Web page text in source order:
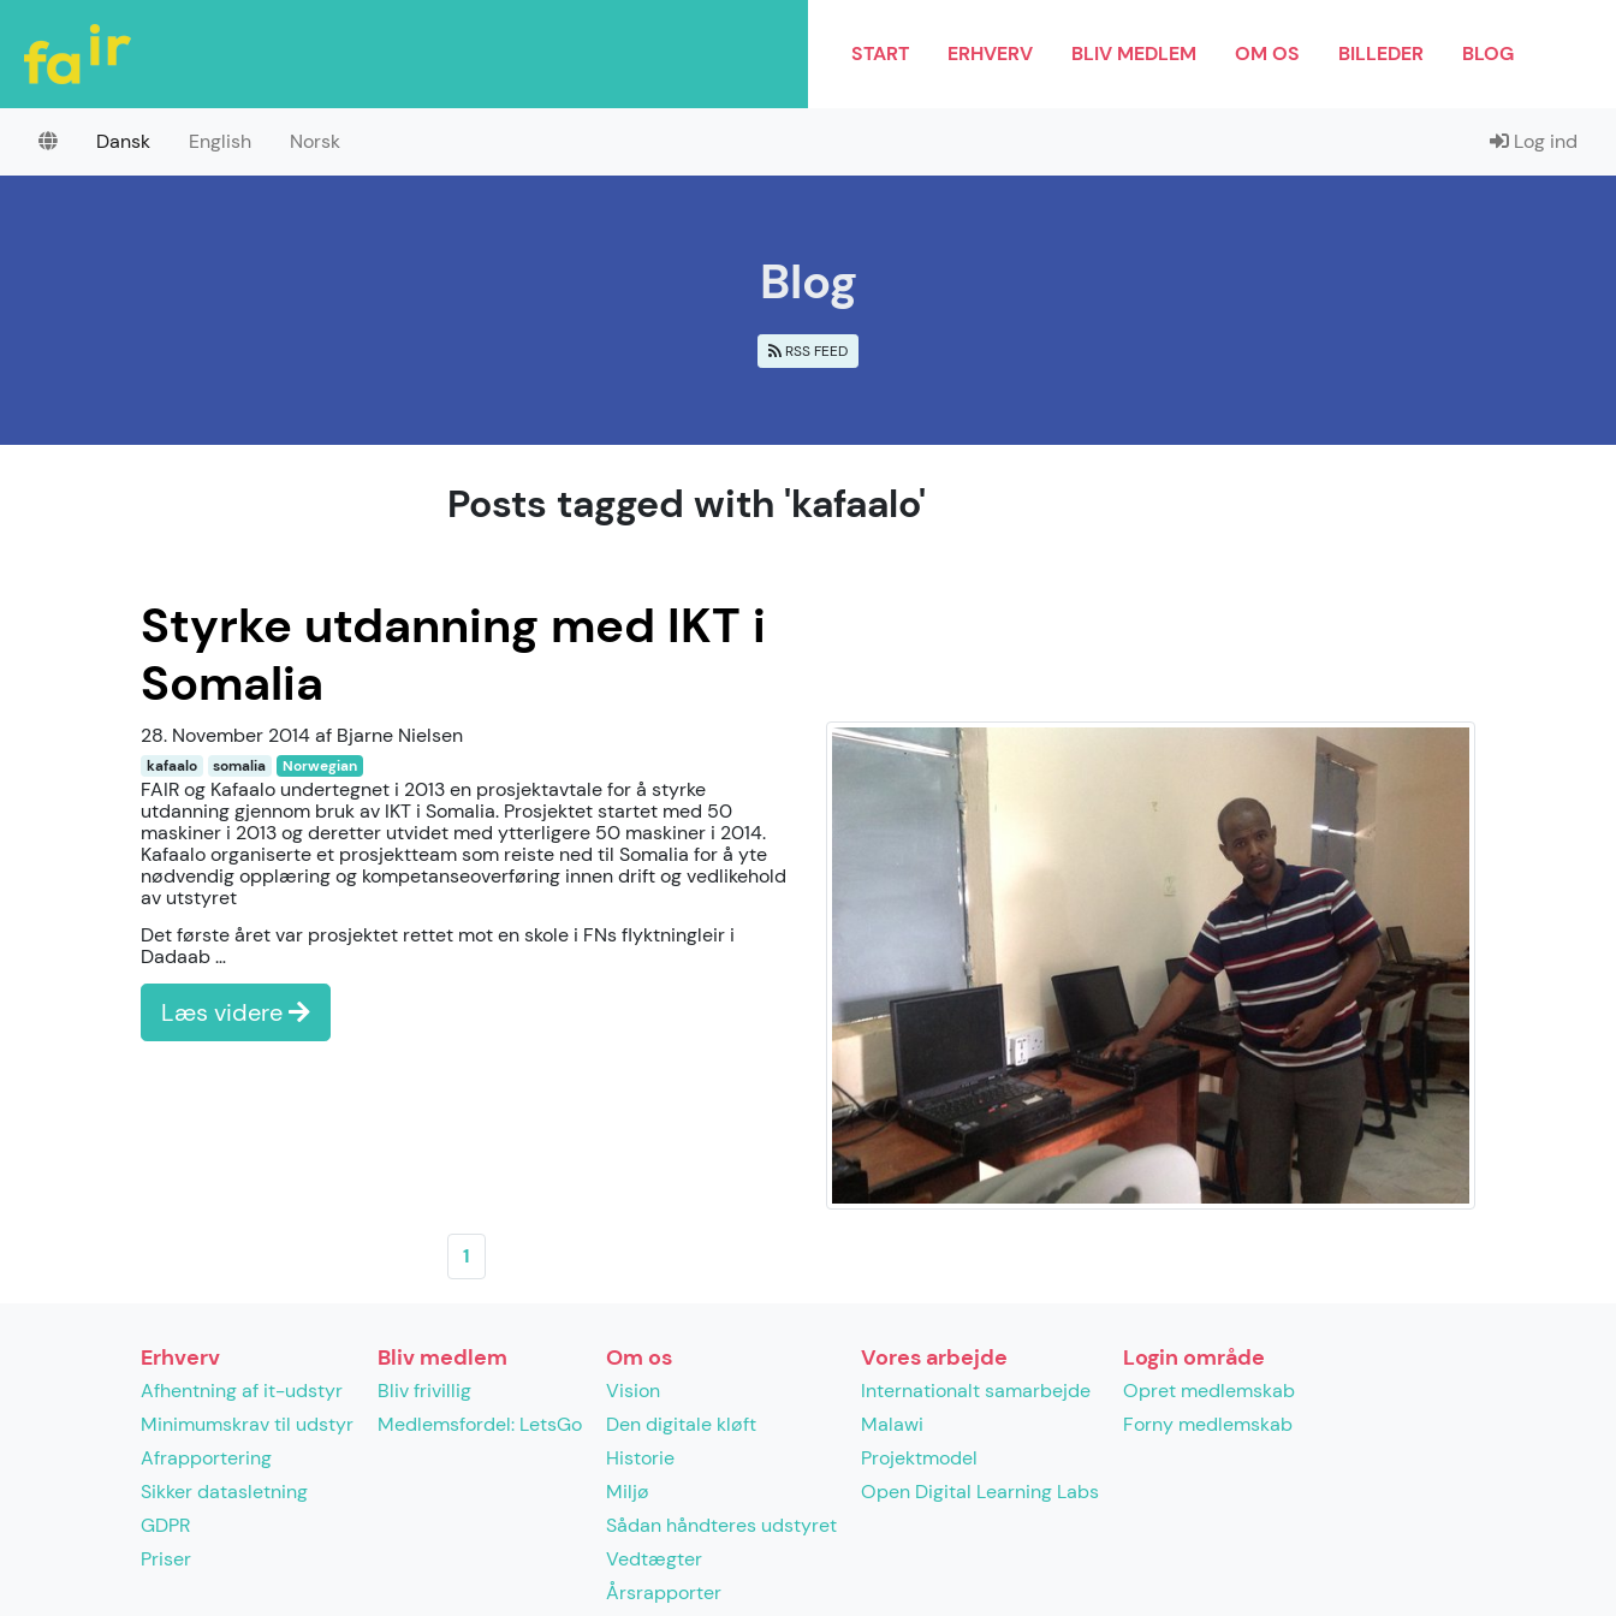
START ERHVERV BLIV MEDLEM OM OS BILLEDER BLOG
Dansk English Norsk Log ind
Blog
RSS FEED
Posts tagged with 'kafaalo'
Styrke utdanning med IKT i
Somalia
28. November 2014 af Bjarne Nielsen
kafaalo somalia Norwegian
FAIR og Kafaalo undertegnet i 2013 en prosjektavtale for å styrke
utdanning gjennom bruk av IKT i Somalia. Prosjektet startet med 50
maskiner i 2013 og deretter utvidet med ytterligere 50 maskiner i 2014.
Kafaalo organiserte et prosjektteam som reiste ned til Somalia for å yte
nødvendig opplæring og kompetanseoverføring innen drift og vedlikehold
av utstyret
Det første året var prosjektet rettet mot en skole i FNs flyktningleir i
Dadaab …
Læs videre
1
Erhverv
Afhentning af it-udstyr
Minimumskrav til udstyr
Afrapportering
Sikker datasletning
GDPR
Priser
Bliv medlem
Bliv frivillig
Medlemsfordel: LetsGo
Om os
Vision
Den digitale kløft
Historie
Miljø
Sådan håndteres udstyret
Vedtægter
Årsrapporter
Vores arbejde
Internationalt samarbejde
Malawi
Projektmodel
Open Digital Learning Labs
Login område
Opret medlemskab
Forny medlemskab